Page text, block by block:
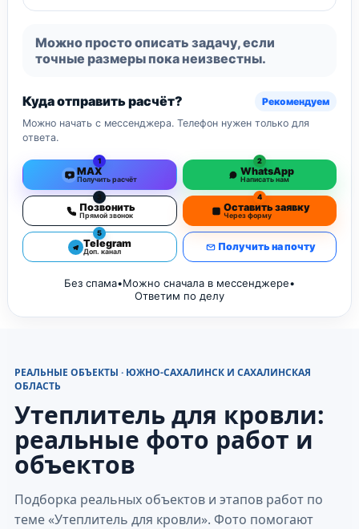
Можно просто описать задачу, если
точные размеры пока неизвестны.
Куда отправить расчёт?
Рекомендуем
Можно начать с мессенджера. Телефон нужен только для
ответа.
1
MAX
Получить расчёт
2
WhatsApp
Написать нам
3
Позвонить
Прямой звонок
4
Оставить заявку
Через форму
5
Telegram
Доп. канал Получить на почту
Без спама•Можно сначала в мессенджере•
Ответим по делу
РЕАЛЬНЫЕ ОБЪЕКТЫ · ЮЖНО-САХАЛИНСК И САХАЛИНСКАЯ
ОБЛАСТЬ
Утеплитель для кровли:
реальные фото работ и
объектов
Подборка реальных объектов и этапов работ по
теме «Утеплитель для кровли». Фото помогают